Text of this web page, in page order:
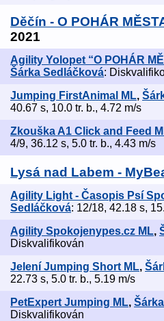
Děčín - O POHÁR
2021
Agility Yolopet “O POHÁR
Šárka Sedláčková:
Jumping FirstAnimal ML,
40.67 s, 10.0 tr. b., 4.72 m/s
Zkouška A1 Click and Feed
4/9, 36.12 s, 5.0 tr. b., 4.43 m/s
Lysá nad Labem -
Agility Light - Časopis Psí
Sedláčková: 12/18, 42.18 s,
Agility Spokojenypes.cz ML,
Diskvalifikován
Jelení Jumping Short ML,
22.73 s, 5.0 tr. b., 5.19 m/s
PetExpert Jumping ML,
Diskvalifikován